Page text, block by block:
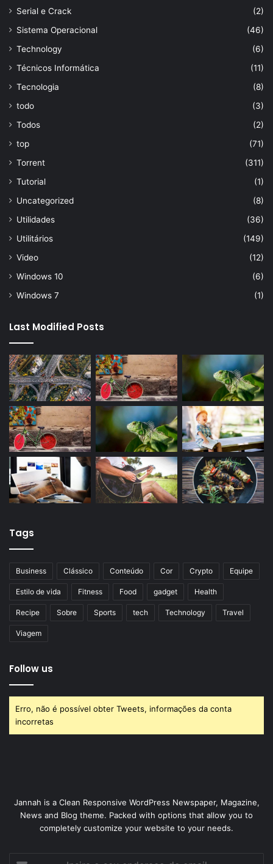
Serial e Crack
(2)
Sistema Operacional
(46)
Technology
(6)
Técnicos Informática
(11)
Tecnologia
(8)
todo
(3)
Todos
(2)
top
(71)
Torrent
(311)
Tutorial
(1)
Uncategorized
(8)
Utilidades
(36)
Utilitários
(149)
Video
(12)
Windows 10
(6)
Windows 7
(1)
Last Modified Posts
Tags
Business Clássico Conteúdo Cor Crypto Equipe
Estilo de vida Fitness Food gadget Health
Recipe Sobre Sports tech Technology Travel
Viagem
Follow us
Erro, não é possível obter Tweets, informações da conta
incorretas
Jannah is a Clean Responsive WordPress Newspaper, Magazine,
News and Blog theme. Packed with options that allow you to
completely customize your website to your needs.